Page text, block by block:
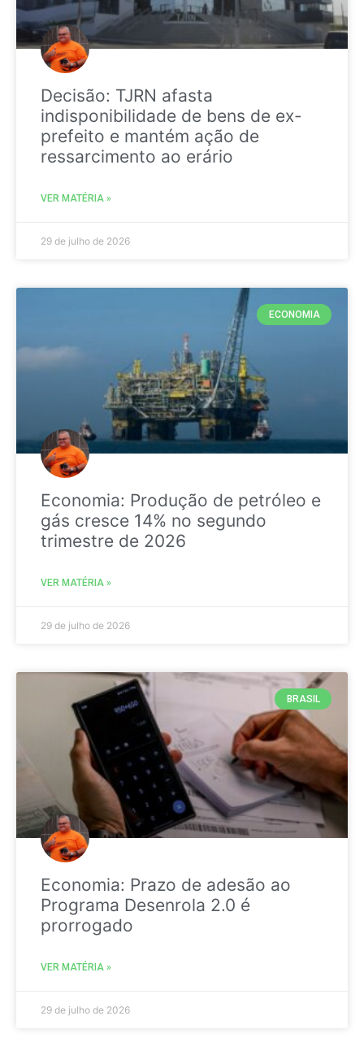
Decisão: TJRN afasta
indisponibilidade de bens de ex-
prefeito e mantém ação de
ressarcimento ao erário
VER MATÉRIA »
29 de julho de 2026
ECONOMIA
Economia: Produção de petróleo e
gás cresce 14% no segundo
trimestre de 2026
VER MATÉRIA »
29 de julho de 2026
BRASIL
Economia: Prazo de adesão ao
Programa Desenrola 2.0 é
prorrogado
VER MATÉRIA »
29 de julho de 2026